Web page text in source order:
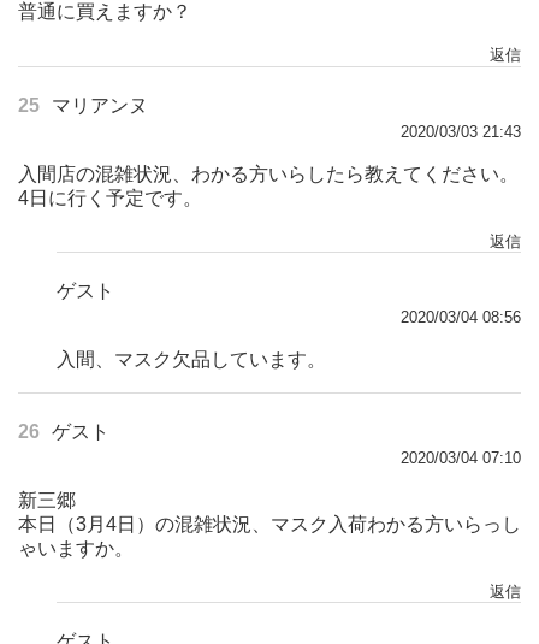
普通に買えますか？
返信
25 マリアンヌ
2020/03/03 21:43
入間店の混雑状況、わかる方いらしたら教えてください。
4日に行く予定です。
返信
ゲスト
2020/03/04 08:56
入間、マスク欠品しています。
26 ゲスト
2020/03/04 07:10
新三郷
本日（3月4日）の混雑状況、マスク入荷わかる方いらっし
ゃいますか。
返信